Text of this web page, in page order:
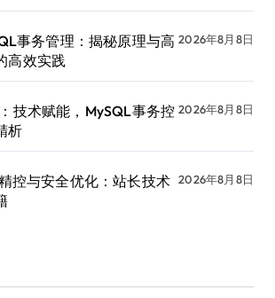
事务管理：揭秘原理与高
高效实践
2026年8月8日
技术赋能，MySQL事务控
析
2026年8月8日
控与安全优化：站长技术 2026年8月8日